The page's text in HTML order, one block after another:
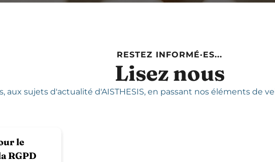
RESTEZ INFORMÉ·ES...
Lisez nous
aux sujets d'actualité d'AISTHESIS,en passant nos éléments de
le
RGPD